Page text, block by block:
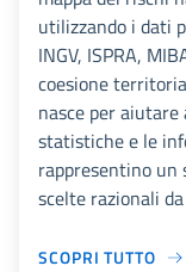
utilizzando i dati
INGV, ISPRA,
coesione
nasce per aiutare
statistiche e le
rappresentino un
scelte razionali
SCOPRI TUTTO